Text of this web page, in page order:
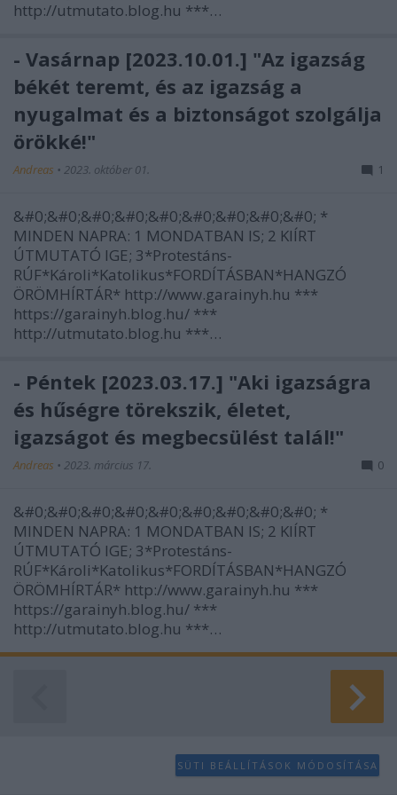
http://utmutato.blog.hu ***…
- Vasárnap [2023.10.01.] "Az igazság
békét teremt, és az igazság a
nyugalmat és a biztonságot szolgálja
örökké!"
Andreas • 2023. október 01. 1
&#0;&#0;&#0;&#0;&#0;&#0;&#0;&#0;&#0; *
MINDEN NAPRA: 1 MONDATBAN IS; 2 KIÍRT
ÚTMUTATÓ IGE; 3*Protestáns-
RÚF*Károli*Katolikus*FORDÍTÁSBAN*HANGZÓ
ÖRÖMHÍRTÁR* http://www.garainyh.hu ***
https://garainyh.blog.hu/ ***
http://utmutato.blog.hu ***…
- Péntek [2023.03.17.] "Aki igazságra
és hűségre törekszik, életet,
igazságot és megbecsülést talál!"
Andreas • 2023. március 17. 0
&#0;&#0;&#0;&#0;&#0;&#0;&#0;&#0;&#0; *
MINDEN NAPRA: 1 MONDATBAN IS; 2 KIÍRT
ÚTMUTATÓ IGE; 3*Protestáns-
RÚF*Károli*Katolikus*FORDÍTÁSBAN*HANGZÓ
ÖRÖMHÍRTÁR* http://www.garainyh.hu ***
https://garainyh.blog.hu/ ***
http://utmutato.blog.hu ***…
SÜTI BEÁLLÍTÁSOK MÓDOSÍTÁSA